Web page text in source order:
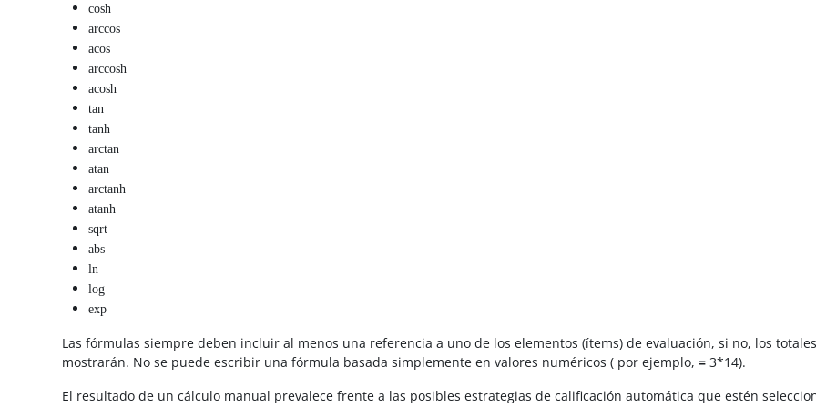
cosh
arccos
acos
arccosh
acosh
tan
tanh
arctan
atan
arctanh
atanh
sqrt
abs
ln
log
exp
Las fórmulas siempre deben incluir al menos una referencia a uno de los elementos (ítems) de evaluación, si no, los
mostrarán. No se puede escribir una fórmula basada simplemente en valores numéricos ( por ejemplo,= 3*14).
El resultado de un cálculo manual prevalece frente a las posibles estrategias de calificación automática que estén